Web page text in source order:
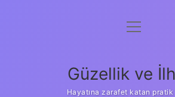
Anasayfa
Yasal Uyarı
menüyü
Güzellik ve
Hayatına zarafet katan